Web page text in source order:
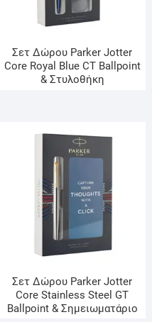
Σετ Δώρου Parker Jotter
Core Royal Blue CT Ballpoint
& Στυλοθήκη
Σετ Δώρου Parker Jotter
Core Stainless Steel GT
Ballpoint & Σημειωματάριο